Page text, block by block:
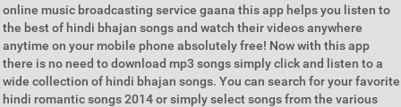
online music broadcasting service gaana this app helps you listen to
the best of hindi bhajan songs and watch their videos anywhere
anytime on your mobile phone absolutely free! Now with this app
there is no need to download mp3 songs simply click and listen to a
wide collection of hindi bhajan songs. You can search for your favorite
hindi romantic songs 2014 or simply select songs from the various